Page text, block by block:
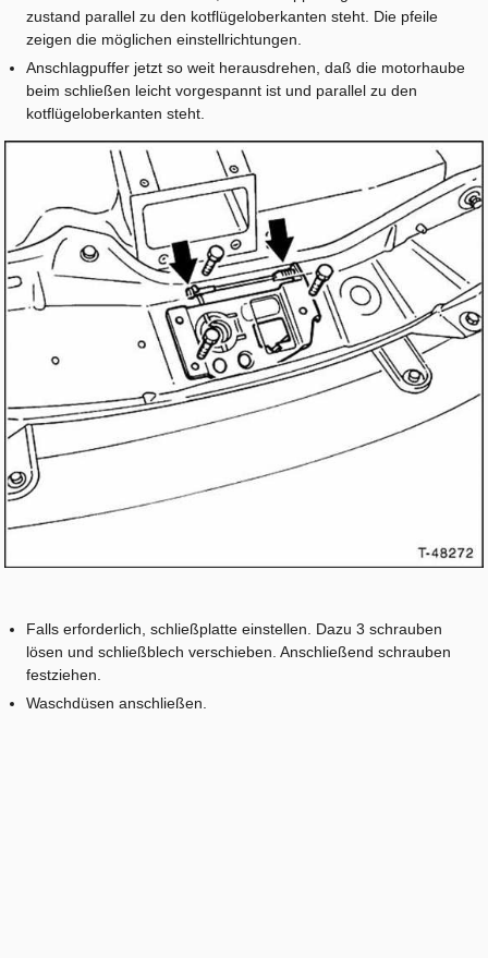
zustand parallel zu den kotflügeloberkanten steht. Die pfeile
zeigen die möglichen einstellrichtungen.
Anschlagpuffer jetzt so weit herausdrehen, daß die motorhaube
beim schließen leicht vorgespannt ist und parallel zu den
kotflügeloberkanten steht.
Falls erforderlich, schließplatte einstellen. Dazu 3 schrauben
lösen und schließblech verschieben. Anschließend schrauben
festziehen.
Waschdüsen anschließen.